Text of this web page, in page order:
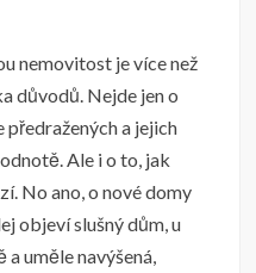
nemovitost je více než
důvodů. Nejde jen o
a jejich
Ale i o to, jak
No ano, o nové domy
objeví slušný dům, u
uměle navýšená,